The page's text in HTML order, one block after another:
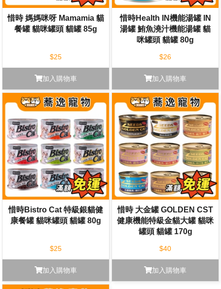
惜時 媽媽咪呀 Mamamia 貓
餐罐 貓咪罐頭 貓罐 85g
$25
加入購物車
惜時Health IN機能湯罐 IN
湯罐 鮪魚澆汁機能湯罐 貓
咪罐頭 貓罐 80g
$26
加入購物車
惜時Bistro Cat 特級銀貓健
康餐罐 貓咪罐頭 貓罐 80g
$25
加入購物車
惜時 大金罐 GOLDEN CST
健康機能特級金貓大罐 貓咪
罐頭 貓罐 170g
$40
加入購物車